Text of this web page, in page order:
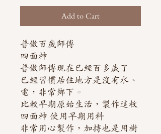
Add to Cart
普傲百歲師傅
四面神
普傲師傅現在已經百多歲了
已經習慣居住地方是沒有水、
電，非常鄉下。
比較早期原始生活，製作這枚
四面神 使用早期用料
非常用心製作，加持也是用樹